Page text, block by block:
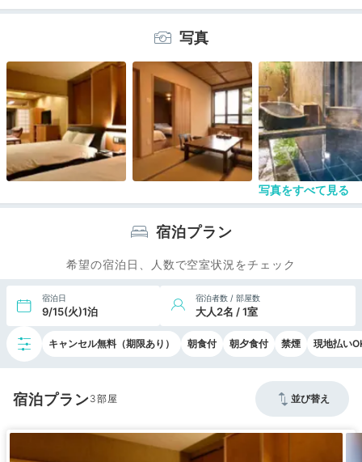
良いホテルだったのですがレストランでの食事の提
温泉が寒いのに外を通っていかなくてはならないこ
と
バリアフリーではないこと
この３点がマイナス点となりました
お風呂の温泉はとっても気持ち良かったです。
写真
写真をすべて見る
宿泊プラン
希望の宿泊日、人数で空室状況をチェック
宿泊日
9/15(火)1泊
宿泊者数 / 部屋数
大人2名 / 1室
キャンセル無料（期限あり） 朝食付 朝夕食付 禁煙 現地払い
宿泊プラン3 並び替え